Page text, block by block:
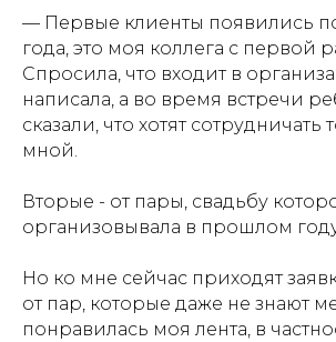
— Первые клиенты появились
года, это моя коллега с первой
Спросила, что входит в
написала, а во время встречи
сказали, что хотят сотрудничать
мной.
Вторые - от пары, свадьбу
организовывала в прошлом
Но ко мне сейчас приходят
от пар, которые даже не знают
понравилась моя лента, в